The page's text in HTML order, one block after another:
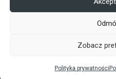
Zobacz
Polityka prywatności